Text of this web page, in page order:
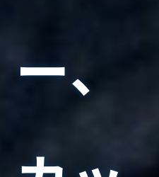
ー、